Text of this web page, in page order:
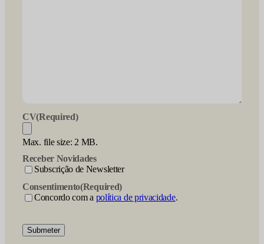
CV(Required)
Max. file size: 2 MB.
Receber Novidades
Subscrição de Newsletter
Consentimento(Required)
Concordo com a política de privacidade.
Submeter